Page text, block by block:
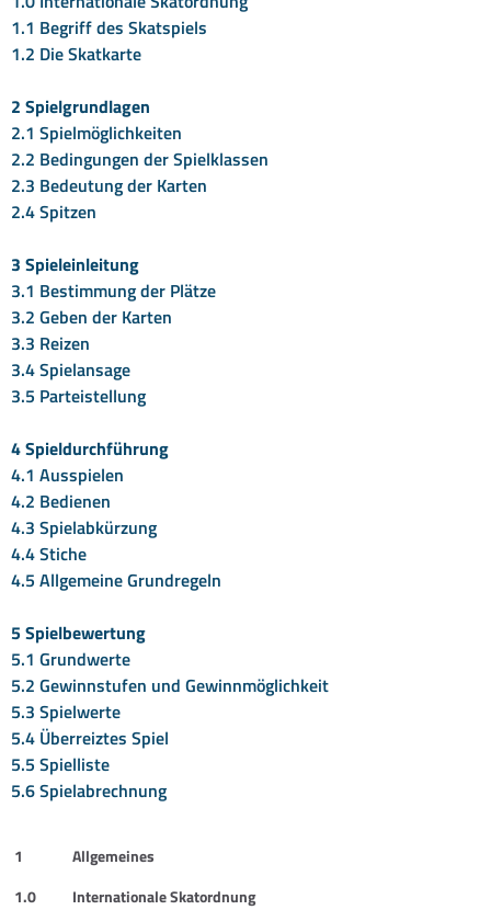
1.1 Begriff des Skatspiels
1.2 Die Skatkarte
2 Spielgrundlagen
2.1 Spielmöglichkeiten
2.2 Bedingungen der Spielklassen
2.3 Bedeutung der Karten
2.4 Spitzen
3 Spieleinleitung
3.1 Bestimmung der Plätze
3.2 Geben der Karten
3.3 Reizen
3.4 Spielansage
3.5 Parteistellung
4 Spieldurchführung
4.1 Ausspielen
4.2 Bedienen
4.3 Spielabkürzung
4.4 Stiche
4.5 Allgemeine Grundregeln
5 Spielbewertung
5.1 Grundwerte
5.2 Gewinnstufen und Gewinnmöglichkeit
5.3 Spielwerte
5.4 Überreiztes Spiel
5.5 Spielliste
5.6 Spielabrechnung
1
Allgemeines
1.0
Internationale Skatordnung